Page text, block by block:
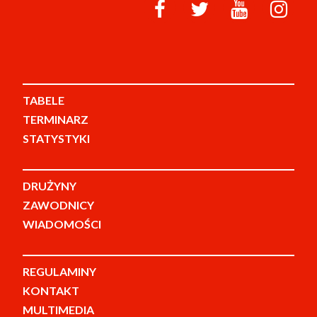
TABELE
TERMINARZ
STATYSTYKI
DRUŻYNY
ZAWODNICY
WIADOMOŚCI
REGULAMINY
KONTAKT
MULTIMEDIA